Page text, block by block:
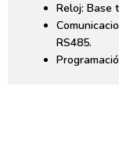
Reloj: Base
RS485.